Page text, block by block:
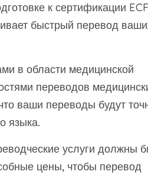
к сертификации
быстрый перевод
в области медицинской
переводов
ваши переводы будут
языка.
услуги должны
цены, чтобы перевод